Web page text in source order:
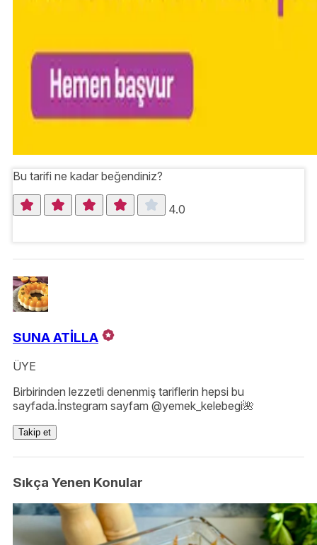
Bu tarifi ne kadar beğendiniz?
4.0
SUNA ATİLLA
ÜYE
Birbirinden lezzetli denenmiş tariflerin hepsi bu
sayfada.İnstegram sayfam @yemek_kelebegi🌺
Takip et
Sıkça Yenen Konular